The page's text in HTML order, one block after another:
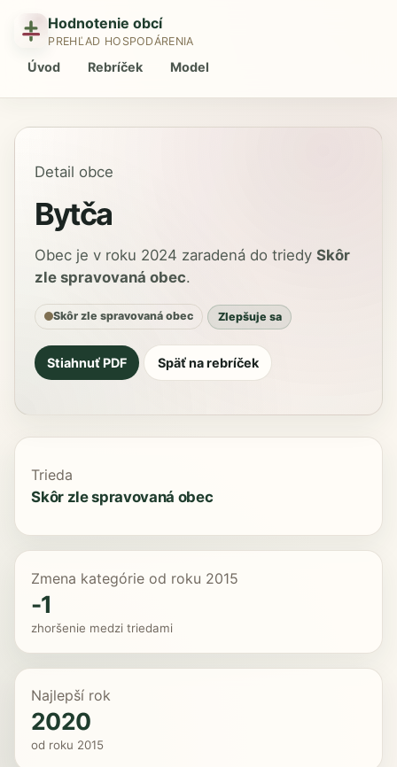
Hodnotenie obcí
PREHĽAD HOSPODÁRENIA
Úvod Rebríček Model
Detail obce
Bytča
Obec je v roku 2024 zaradená do triedy Skôr
zle spravovaná obec.
Skôr zle spravovaná obec Zlepšuje sa
Stiahnuť PDF Späť na rebríček
Trieda
Skôr zle spravovaná obec
Zmena kategórie od roku 2015
-1
zhoršenie medzi triedami
Najlepší rok
2020
od roku 2015